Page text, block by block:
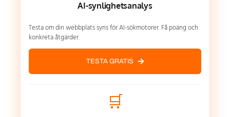
AI-synlighetsanalys
Testa om din webbplats syns för AI-sökmotorer. Få poäng och
konkreta åtgärder.
TESTA GRATIS
🛒